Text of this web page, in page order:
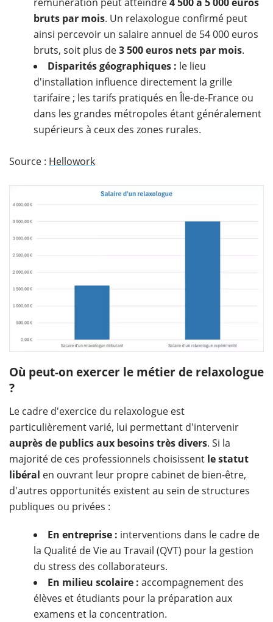
bruts par mois. Un relaxologue confirmé peut
ainsi percevoir un salaire annuel de 54 000 euros
bruts, soit plus de3 500 euros nets par mois.
Disparités géographiques : le lieu
d'installation influence directement la grille
tarifaire ; les tarifs pratiqués en Île-de-France ou
dans les grandes métropoles étant généralement
supérieurs à ceux des zones rurales.
Source : Hellowork
Où peut-on exercer le métier de relaxologue
?
Le cadre d'exercice du relaxologue est
particulièrement varié, lui permettant d'intervenir
auprès de publics aux besoins très divers. Si la
majorité de ces professionnels choisissent le statut
libéral en ouvrant leur propre cabinet de bien-être,
d'autres opportunités existent au sein de structures
publiques ou privées :
En entreprise : interventions dans le cadre de
la Qualité de Vie au Travail (QVT) pour la gestion
du stress des collaborateurs.
En milieu scolaire : accompagnement des
élèves et étudiants pour la préparation aux
examens et la concentration.